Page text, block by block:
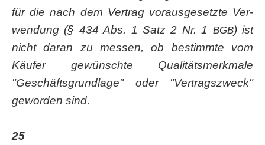
für die nach dem Ver­trag vor­aus­ge­setz­te Ver­
wen­dung (§ 434 Abs. 1 Satz 2 Nr. 1 BGB) ist
nicht dar­an zu mes­sen, ob bestimm­te vom
Käu­fer gewünsch­te Qua­li­täts­merk­ma­le
"Geschäfts­grund­la­ge" oder "Ver­trags­zweck"
gewor­den sind.
25